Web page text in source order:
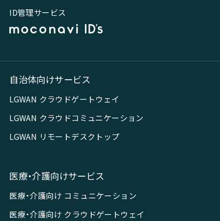
ID管理サービス
自治体向けサービス
LGWAN クラウドゲートウェイ
LGWAN クラウドコミュニケーション
LGWAN リモートデスクトップ
医療・介護向けサービス
医療・介護向け コミュニケーション
医療・介護向け クラウドゲートウェイ